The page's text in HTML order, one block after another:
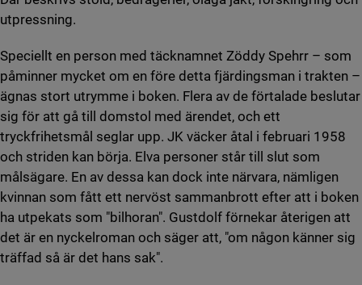
utpressning.
Speciellt en person med täcknamnet Zöddy Spehrr – som
påminner mycket om en före detta fjärdingsman i trakten –
ägnas stort utrymme i boken. Flera av de förtalade beslutar
sig för att gå till domstol med ärendet, och ett
tryckfrihetsmål seglar upp. JK väcker åtal i februari 1958
och striden kan börja. Elva personer står till slut som
målsägare. En av dessa kan dock inte närvara, nämligen
kvinnan som fått ett nervöst sammanbrott efter att i boken
ha utpekats som "bilhoran". Gustdolf förnekar återigen att
det är en nyckelroman och säger att, "om någon känner sig
träffad så är det hans sak".